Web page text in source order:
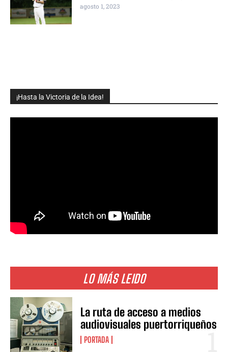
¡Hasta la Victoria de la Idea!
LO MÁS LEIDO
La ruta de acceso a medios
audiovisuales puertorriqueños
PORTADA
agosto 1, 2023